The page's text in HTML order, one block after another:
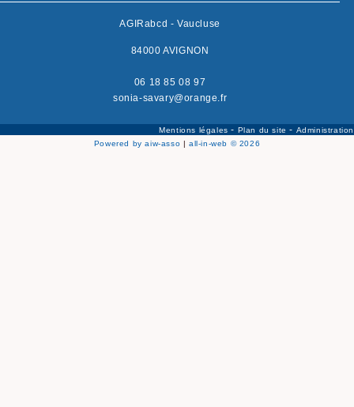
AGIRabcd - Vaucluse
84000 AVIGNON
06 18 85 08 97
sonia-savary@orange.fr
Mentions légales- Plan du site- Administration
Powered by aiw-asso | all-in-web © 2026